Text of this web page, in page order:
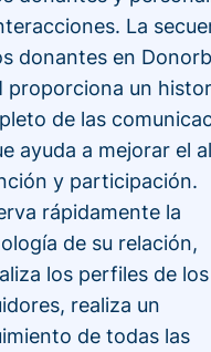
La
donantes en
proporciona un
de las
ayuda a mejorar el
y participación.
rápidamente la
de su relación,
los perfiles de los
realiza un
de todas las